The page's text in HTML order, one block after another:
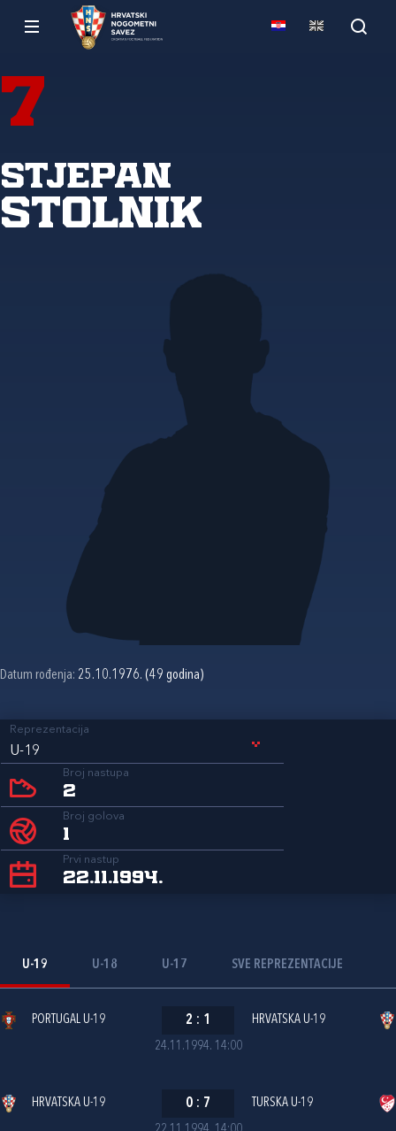
7
Stjepan
Stolnik
Datum rođenja: 25.10.1976. (49 godina)
Reprezentacija
U-19
Broj nastupa
2
Broj golova
1
Prvi nastup
22.11.1994.
U-19 U-18 U-17 SVE REPREZENTACIJE
24.11.1994. 14:00
PORTUGAL U-19 2 : 1 HRVATSKA U-19
HRVATSKA U-19 0 : 7 TURSKA U-19